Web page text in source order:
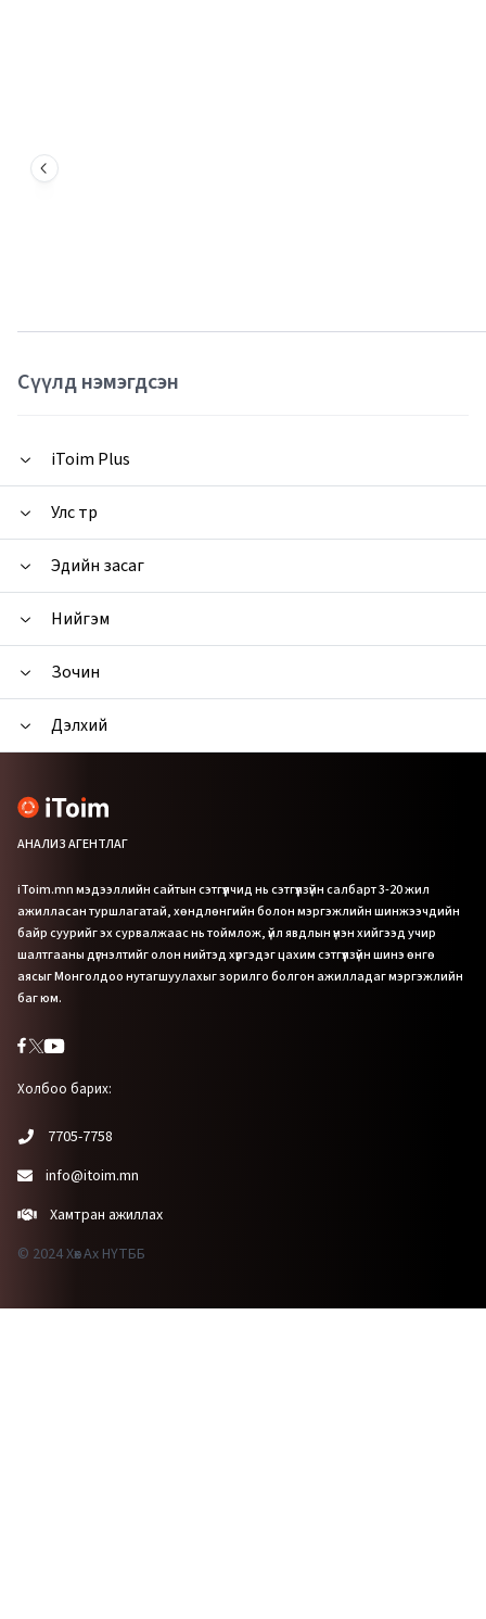
Сүүлд нэмэгдсэн
iToim Plus
Улс төр
Эдийн засаг
Нийгэм
Зочин
Дэлхий
АНАЛИЗ АГЕНТЛАГ
iToim.mn мэдээллийн сайтын сэтгүүлчид нь сэтгүүлзүйн салбарт 3-20 жил
ажилласан туршлагатай, хөндлөнгийн болон мэргэжлийн шинжээчдийн
байр суурийг эх сурвалжаас нь тоймлож, үйл явдлын үнэн хийгээд учир
шалтгааны дүгнэлтийг олон нийтэд хүргэдэг цахим сэтгүүлзүйн шинэ өнгө
аясыг Монголдоо нутагшуулахыг зорилго болгон ажилладаг мэргэжлийн
баг юм.
Холбоо барих:
7705-7758
info@itoim.mn
Хамтран ажиллах
© 2024 Хөх Ах НҮТББ